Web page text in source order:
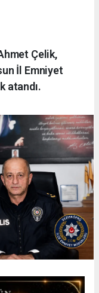
Çelik,
İl Emniyet
atandı.